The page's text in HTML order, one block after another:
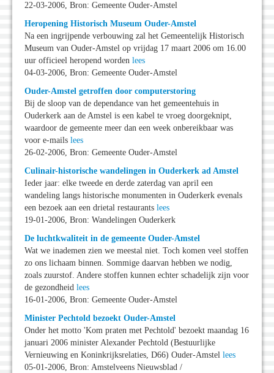
22-03-2006, Bron: Gemeente Ouder-Amstel
Heropening Historisch Museum Ouder-Amstel
Na een ingrijpende verbouwing zal het Gemeentelijk Historisch
Museum van Ouder-Amstel op vrijdag 17 maart 2006 om 16.00
uur officieel heropend worden lees
04-03-2006, Bron: Gemeente Ouder-Amstel
Ouder-Amstel getroffen door computerstoring
Bij de sloop van de dependance van het gemeentehuis in
Ouderkerk aan de Amstel is een kabel te vroeg doorgeknipt,
waardoor de gemeente meer dan een week onbereikbaar was
voor e-mails lees
26-02-2006, Bron: Gemeente Ouder-Amstel
Culinair-historische wandelingen in Ouderkerk ad Amstel
Ieder jaar: elke tweede en derde zaterdag van april een
wandeling langs historische monumenten in Ouderkerk evenals
een bezoek aan een drietal restaurants lees
19-01-2006, Bron: Wandelingen Ouderkerk
De luchtkwaliteit in de gemeente Ouder-Amstel
Wat we inademen zien we meestal niet. Toch komen veel stoffen
zo ons lichaam binnen. Sommige daarvan hebben we nodig,
zoals zuurstof. Andere stoffen kunnen echter schadelijk zijn voor
de gezondheid lees
16-01-2006, Bron: Gemeente Ouder-Amstel
Minister Pechtold bezoekt Ouder-Amstel
Onder het motto 'Kom praten met Pechtold' bezoekt maandag 16
januari 2006 minister Alexander Pechtold (Bestuurlijke
Vernieuwing en Koninkrijksrelaties, D66) Ouder-Amstel lees
05-01-2006, Bron: Amstelveens Nieuwsblad /